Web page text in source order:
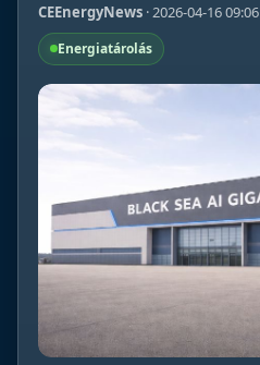
CEEnergyNews · 2026-04-16 09:06
Energiatárolás